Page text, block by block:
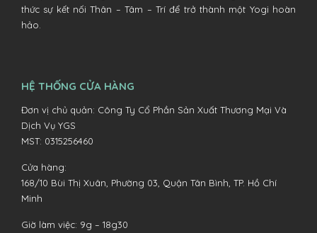
thức sự kết nối Thân – Tâm – Trí để trở thành một Yogi hoàn
hảo.
HỆ THỐNG CỬA HÀNG
Đơn vị chủ quản: Công Ty Cổ Phần Sản Xuất Thương Mại Và
Dịch Vụ YGS
MST: 0315256460
Cửa hàng:
168/10 Bùi Thị Xuân, Phường 03, Quận Tân Bình, TP. Hồ Chí
Minh
Giờ làm việc: 9g – 18g30